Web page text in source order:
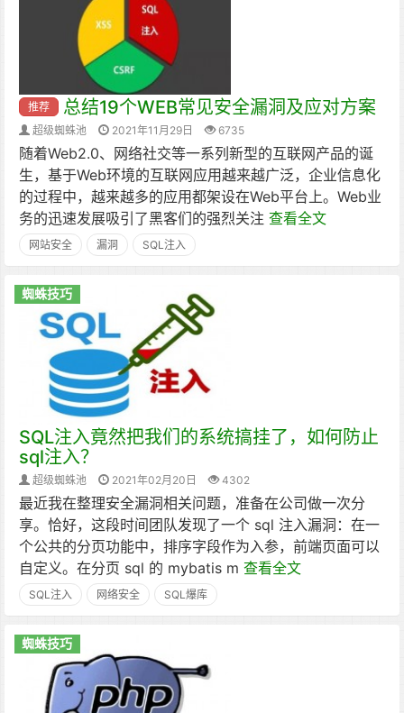
推荐 总结19个WEB常见安全漏洞及应对方案
超级蜘蛛池 2021年11月29日 6735
随着Web2.0、网络社交等一系列新型的互联网产品的诞
生，基于Web环境的互联网应用越来越广泛，企业信息化
的过程中，越来越多的应用都架设在Web平台上。Web业
务的迅速发展吸引了黑客们的强烈关注 查看全文
网站安全 漏洞 SQL注入
蜘蛛技巧
SQL注入竟然把我们的系统搞挂了，如何防止
sql注入？
超级蜘蛛池 2021年02月20日 4302
最近我在整理安全漏洞相关问题，准备在公司做一次分
享。恰好，这段时间团队发现了一个 sql 注入漏洞：在一
个公共的分页功能中，排序字段作为入参，前端页面可以
自定义。在分页 sql 的 mybatis m 查看全文
SQL注入 网络安全 SQL爆库
蜘蛛技巧